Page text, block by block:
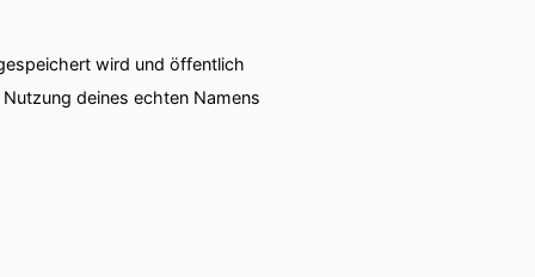
wieder von Rüdige
geht.
wird und öffentlich
deines echten Namens